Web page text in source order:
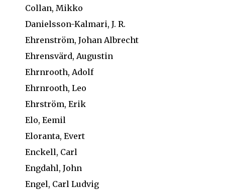
Collan, Mikko
Danielsson-Kalmari, J. R.
Ehrenström, Johan Albrecht
Ehrensvärd, Augustin
Ehrnrooth, Adolf
Ehrnrooth, Leo
Ehrström, Erik
Elo, Eemil
Eloranta, Evert
Enckell, Carl
Engdahl, John
Engel, Carl Ludvig